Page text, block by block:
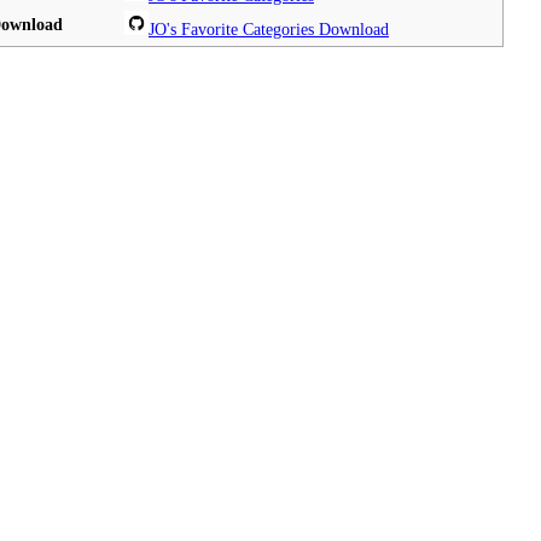
JO's Favorite Categories Download